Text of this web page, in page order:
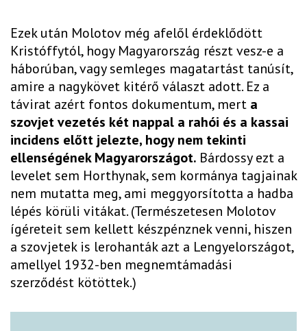
Ezek után Molotov még afelől érdeklődött
Kristóffytól, hogy Magyarország részt vesz-e a
háborúban, vagy semleges magatartást tanúsít,
amire a nagykövet kitérő választ adott. Ez a
távirat azért fontos dokumentum, mert a
szovjet vezetés két nappal a rahói és a kassai
incidens előtt jelezte, hogy nem tekinti
ellenségének Magyarországot. Bárdossy ezt a
levelet sem Horthynak, sem kormánya tagjainak
nem mutatta meg, ami meggyorsította a hadba
lépés körüli vitákat. (Természetesen Molotov
ígéreteit sem kellett készpénznek venni, hiszen
a szovjetek is lerohanták azt a Lengyelországot,
amellyel 1932-ben megnemtámadási
szerződést kötöttek.)